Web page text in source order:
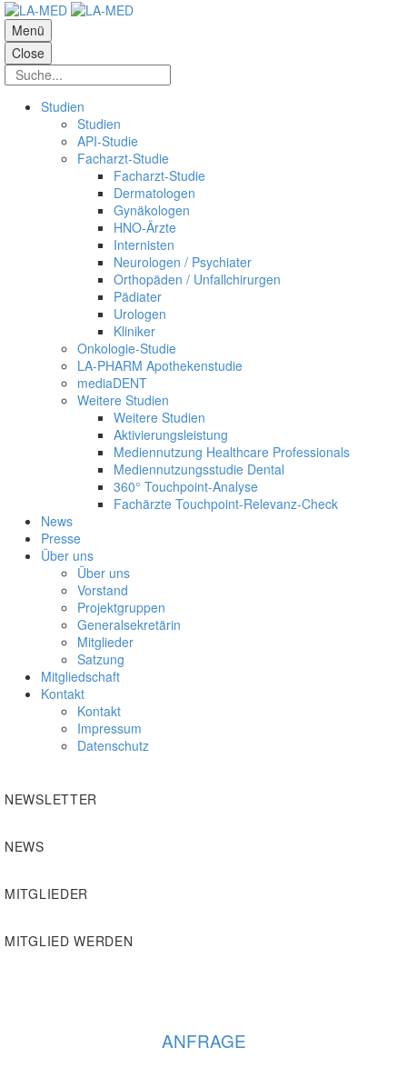
Menü
Close
Studien
Studien
API-Studie
Facharzt-Studie
Facharzt-Studie
Dermatologen
Gynäkologen
HNO-Ärzte
Internisten
Neurologen / Psychiater
Orthopäden / Unfallchirurgen
Pädiater
Urologen
Kliniker
Onkologie-Studie
LA-PHARM Apothekenstudie
mediaDENT
Weitere Studien
Weitere Studien
Aktivierungsleistung
Mediennutzung Healthcare Professionals
Mediennutzungsstudie Dental
360° Touchpoint-Analyse
Fachärzte Touchpoint-Relevanz-Check
News
Presse
Über uns
Über uns
Vorstand
Projektgruppen
Generalsekretärin
Mitglieder
Satzung
Mitgliedschaft
Kontakt
Kontakt
Impressum
Datenschutz
NEWSLETTER
NEWS
MITGLIEDER
MITGLIED WERDEN
ANFRAGE